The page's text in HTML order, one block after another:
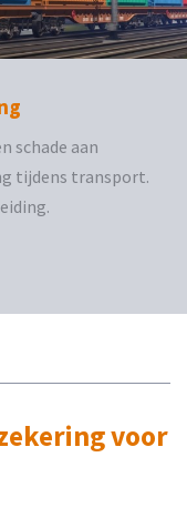
schade aan
tijdens transport.
voor